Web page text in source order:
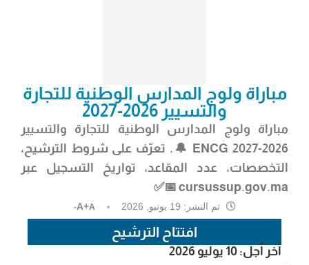
مباراة ولوج المدارس الوطنية للتجارة
والتسيير 2026-2027
مباراة ولوج المدارس الوطنية للتجارة والتسيير
ENCG 2027-2026
🔔. تعرّف على شروط الترشيح،
التخصصات، عدد المقاعد، تواريخ التسجيل عبر
cursussup.gov.ma 📅✅
تم النشر: A+A-
افتتاح الترشيح
آخر أجل: 10 يوليو 2026